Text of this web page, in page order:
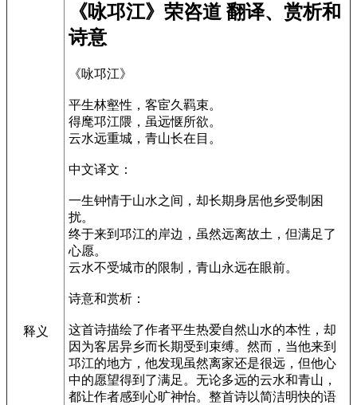
释义
《咏邛江》荣咨道 翻译、赏析和
诗意
《咏邛江》
平生林壑性，客宦久羁束。
得麾邛江隈，虽远惬所欲。
云水远重城，青山长在目。
中文译文：
一生钟情于山水之间，却长期身居他乡受制困
扰。
终于来到邛江的岸边，虽然远离故土，但满足了
心愿。
云水不受城市的限制，青山永远在眼前。
诗意和赏析：
这首诗描绘了作者平生热爱自然山水的本性，却
因为客居异乡而长期受到束缚。然而，当他来到
邛江的地方，他发现虽然离家还是很远，但他心
中的愿望得到了满足。无论多远的云水和青山，
都让作者感到心旷神怡。整首诗以简洁明快的语